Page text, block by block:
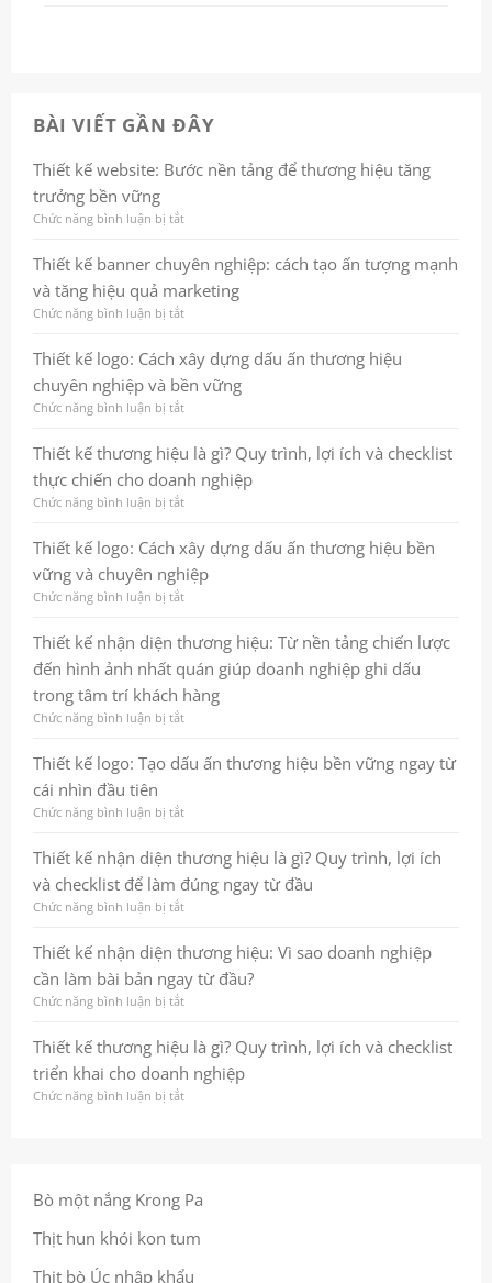
BÀI VIẾT GẦN ĐÂY
Thiết kế website: Bước nền tảng để thương hiệu tăng
trưởng bền vững
Chức năng bình luận bị tắtở
kế
website:
Bước
nền
để
thương
hiệu
tăng
bền
vững
Thiết kế banner chuyên nghiệp: cách tạo ấn tượng mạnh
và tăng hiệu quả marketing
Chức năng bình luận bị tắtở
kế
banner
chuyên
nghiệp:
tạo
ấn
tượng
mạnh
hiệu
quả
marketing
Thiết kế logo: Cách xây dựng dấu ấn thương hiệu
chuyên nghiệp và bền vững
Chức năng bình luận bị tắtở
kế
logo:
Cách
xây
dấu
ấn
thương
hiệu
nghiệp
và
bền
vững
Thiết kế thương hiệu là gì? Quy trình, lợi ích và checklist
thực chiến cho doanh nghiệp
Chức năng bình luận bị tắtở
kế
thương
hiệu
là
Quy
trình,
lợi
ích
checklist
chiến
nghiệp
Thiết kế logo: Cách xây dựng dấu ấn thương hiệu bền
vững và chuyên nghiệp
Chức năng bình luận bị tắtở
kế
logo:
Cách
xây
dựng
dấu
thương
vững
chuyên
nghiệp
Thiết kế nhận diện thương hiệu: Từ nền tảng chiến lược
đến hình ảnh nhất quán giúp doanh nghiệp ghi dấu
trong tâm trí khách hàng
Chức năng bình luận bị tắtở
kế
nhận
thương
Từ
nền
tảng
chiến
đến
hình
ảnh
nhất
doanh
nghiệp
ghi
hàng
Thiết kế logo: Tạo dấu ấn thương hiệu bền vững ngay từ
cái nhìn đầu tiên
Chức năng bình luận bị tắtở
kế
logo:
Tạo
dấu
thương
hiệu
bền
vững
từ
cái
nhìn
đầu
Thiết kế nhận diện thương hiệu là gì? Quy trình, lợi ích
và checklist để làm đúng ngay từ đầu
Chức năng bình luận bị tắtở
kế
nhận
diện
thương
gì?
Quy
trình,
làm
ngay
Thiết kế nhận diện thương hiệu: Vì sao doanh nghiệp
cần làm bài bản ngay từ đầu?
Chức năng bình luận bị tắtở
kế
nhận
diện
thương
cần
bài
Thiết kế thương hiệu là gì? Quy trình, lợi ích và checklist
triển khai cho doanh nghiệp
Chức năng bình luận bị tắtở
gì?
trình,
Bò một nắng Krong Pa
Thịt hun khói kon tum
Thịt bò Úc nhập khẩu